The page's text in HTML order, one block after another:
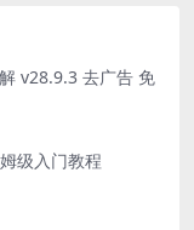
v28.9.3 去广告 免
级入门教程